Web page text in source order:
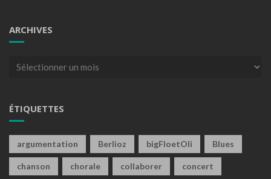
ARCHIVES
Archives
ÉTIQUETTES
argumentation Berlioz bigFloetOli Blues
chanson chorale collaborer concert